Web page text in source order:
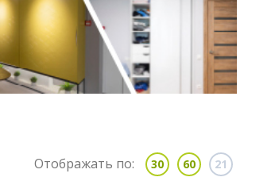
Отображать по: 30 60 21